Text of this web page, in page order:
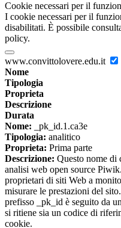
Cookie necessari per il
I cookie necessari per il
disabilitati. È possibile
policy.
www.convittolovere.edu.it
Nome
Tipologia
Proprieta
Descrizione
Durata
Nome: _pk_id.1.ca3e
Tipologia: analitico
Proprieta: Prima parte
Descrizione: Questo nome di
analisi web open source
proprietari di siti Web a
misurare le prestazioni del
prefisso _pk_id è seguito da
si ritiene sia un codice di
cookie.